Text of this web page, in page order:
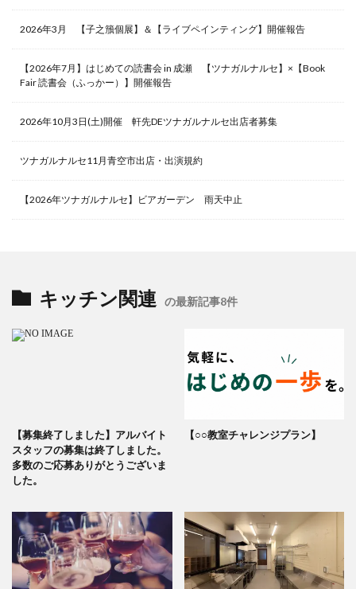
2026年3月 【子之籏個展】＆【ライブペインティング】開催報告
【2026年7月】はじめての読書会 in 成瀬 【ツナガルナルセ】×【Book
Fair 読書会（ふっかー）】開催報告
2026年10月3日(土)開催 軒先DEツナガルナルセ出店者募集
ツナガルナルセ11月青空市出店・出演規約
【2026年ツナガルナルセ】ビアガーデン 雨天中止
キッチン関連 の最新記事8件
【募集終了しました】アルバイト
スタッフの募集は終了しました。
多数のご応募ありがとうございま
した。
【○○教室チャレンジプラン】